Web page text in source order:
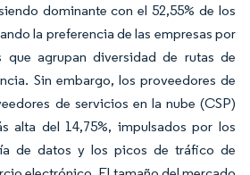
dominante con el 52,55% de los
la preferencia de las empresas por
que agrupan diversidad de rutas de
Sin embargo, los proveedores de
de servicios en la nube (CSP)
alta del 14,75%, impulsados por los
de datos y los picos de tráfico de